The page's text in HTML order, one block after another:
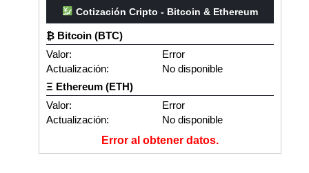
Cotización Cripto - Bitcoin & Ethereum
₿ Bitcoin (BTC)
Valor:
Error
Actualización:
No disponible
Ξ Ethereum (ETH)
Valor:
Error
Actualización:
No disponible
Error al obtener datos.